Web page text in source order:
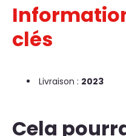
clés
Livraison : 2023
Cela